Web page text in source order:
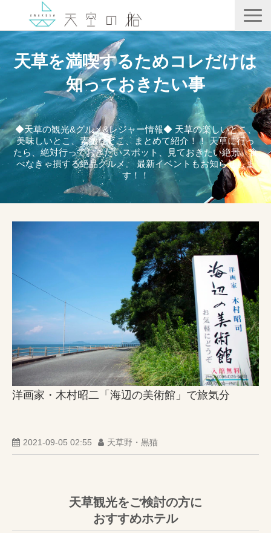
天空の船
ホテル竜宮
天ノ寂
記事一覧
コンテンツ
天草を満喫するためコレだけは
知っておきたい事
◆天草の観光&グルメ&レジャー情報◆ 天草の楽しいとこ、
美味しいとこ、素敵なとこ、まとめて紹介！！ 天草に行っ
たら、絶対行っておきたいスポット、見ておきたい絶景、食
べなきゃ損する絶品グルメ。 最新イベントもお知らせしま
す！！
洋画家・木村昭二「海辺の美術館」で旅気分
2021-09-05 02:55 天草野・黒猫
天草観光をご検討の方に
おすすめホテル